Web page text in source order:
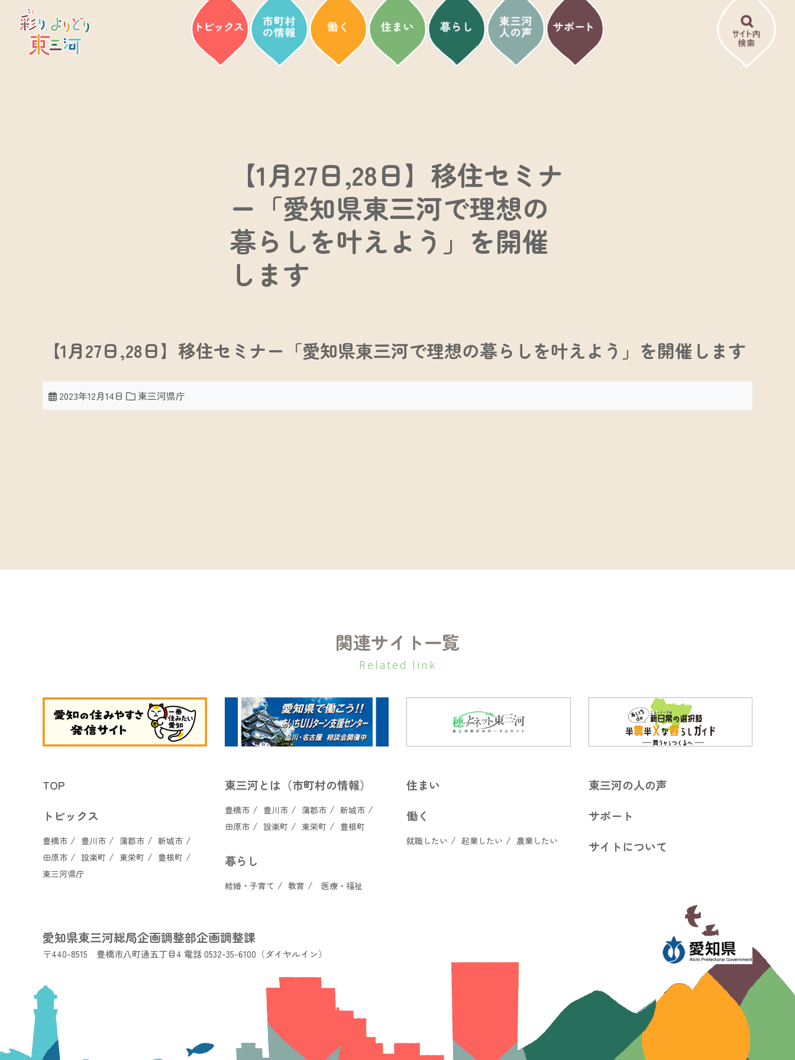
【1月27日,28日】移住セミナ
ー「愛知県東三河で理想の
暮らしを叶えよう」を開催
します
【1月27日,28日】移住セミナー「愛知県東三河で理想の暮らしを叶えよう」を開催します
2023年12月14日 東三河県庁
関連サイト一覧
Related link
TOP
トピックス
豊橋市 豊川市 蒲郡市
新城市
田原市
設楽町 東栄町
豊根町
東三河県庁
東三河とは（市町村の情報）
豊橋市 豊川市 蒲郡市
新城市
田原市
設楽町 東栄町 豊根町
暮らし
結婚・子育て 教育 医療・福祉
住まい
働く
就職したい 起業したい 農業したい
東三河の人の声
サポート
サイトについて
愛知県東三河総局企画調整部企画調整課
〒440-8515 豊橋市八町通五丁目4 電話 0532-35-6100（ダイヤルイン）